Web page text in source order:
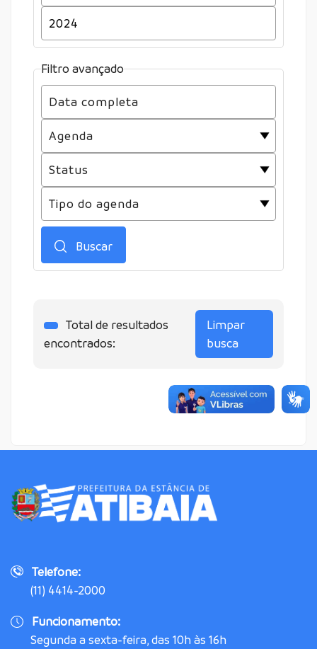
Filtro avançado
Buscar
Total de resultados
encontrados:
Limpar
busca
Telefone:
(11) 4414-2000
Funcionamento:
Segunda a sexta-feira, das 10h às 16h